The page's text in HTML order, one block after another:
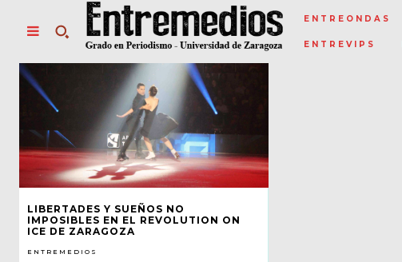
ENTREONDAS
ENTREVIPS
LIBERTADES Y SUEÑOS NO
IMPOSIBLES EN EL REVOLUTION ON
ICE DE ZARAGOZA
ENTREMEDIOS